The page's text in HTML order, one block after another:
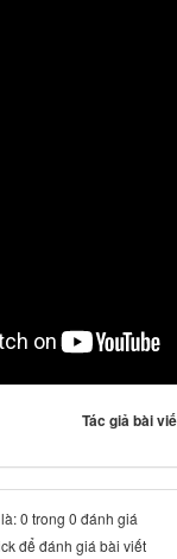
Tác giả bài
0 trong 0 đánh giá
để đánh giá bài viết